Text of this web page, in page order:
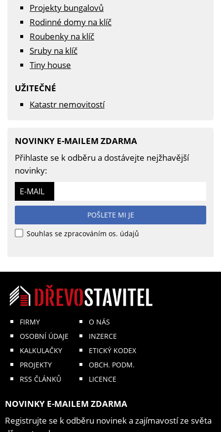
Projekty bungalovů
Rodinné domy na klíč
Roubenky na klíč
Sruby na klíč
Tiny house
UŽITEČNÉ
Katastr nemovitostí
NOVINKY E-MAILEM ZDARMA
Přihlaste se k odběru a dostávejte nejžhavější
novinky:
E-MAIL
POŠLETE MI JE
Souhlas se zpracováním os. údajů
FIRMY
OSOBNÍ ÚDAJE
KALKULAČKY
PROJEKTY
RSS ČLÁNKŮ
O NÁS
INZERCE
ETICKÝ KODEX
OBCH. PODM.
LICENCE
NOVINKY E-MAILEM ZDARMA
Registrujte se k odběru novinek a zajímavostí ze světa